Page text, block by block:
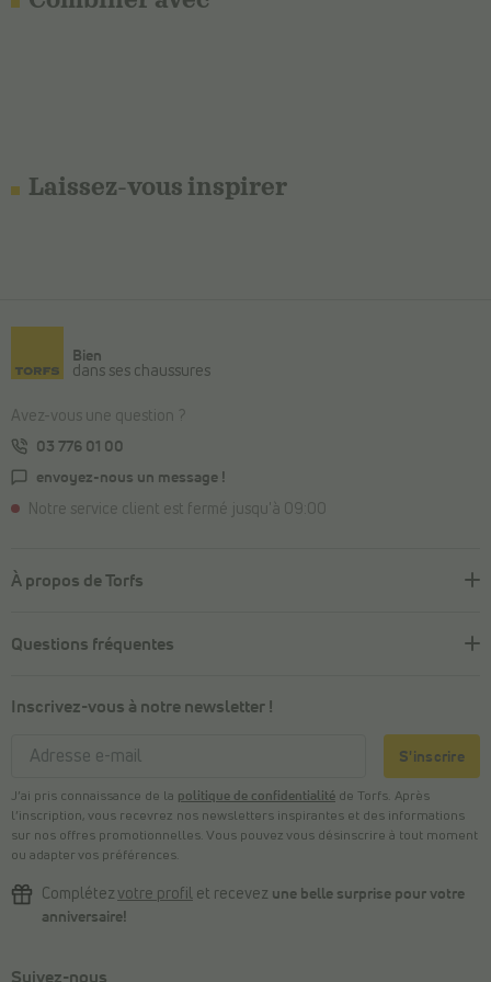
Laissez-vous inspirer
Bien
dans ses chaussures
Avez-vous une question ?
03 776 01 00
envoyez-nous un message !
Notre service client est fermé jusqu'à 09:00
À propos de Torfs
Questions fréquentes
Inscrivez-vous à notre newsletter !
S'inscrire
J’ai pris connaissance de la politique de confidentialité de Torfs. Après
l’inscription, vous recevrez nos newsletters inspirantes et des informations
sur nos offres promotionnelles. Vous pouvez vous désinscrire à tout moment
ou adapter vos préférences.
Complétez votre profil et recevez une belle surprise pour votre
anniversaire!
Suivez-nous